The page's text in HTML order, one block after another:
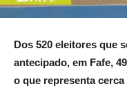
Dos 520 eleitores que
antecipado, em Fafe,
o que representa